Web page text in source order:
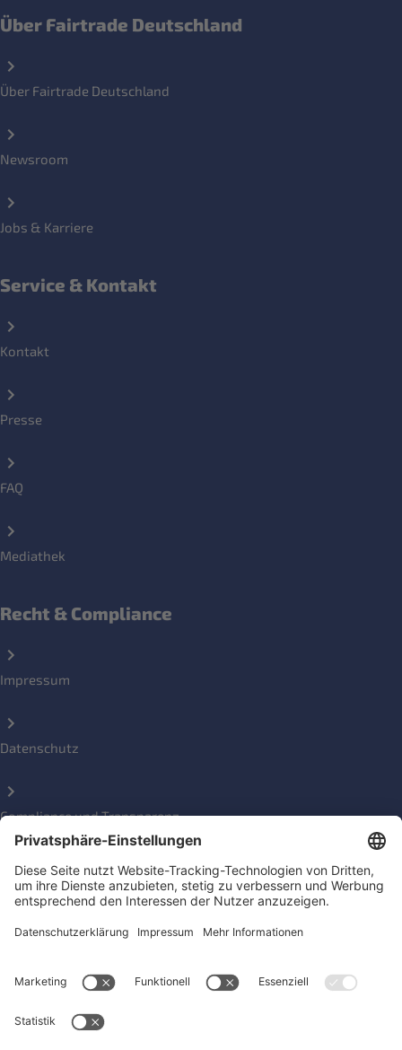
Über Fairtrade Deutschland
Über Fairtrade Deutschland
Newsroom
Jobs & Karriere
Service & Kontakt
Kontakt
Presse
FAQ
Mediathek
Recht & Compliance
Impressum
Datenschutz
Compliance und Transparenz
Beschwerde einreichen
Social Media Kanäle